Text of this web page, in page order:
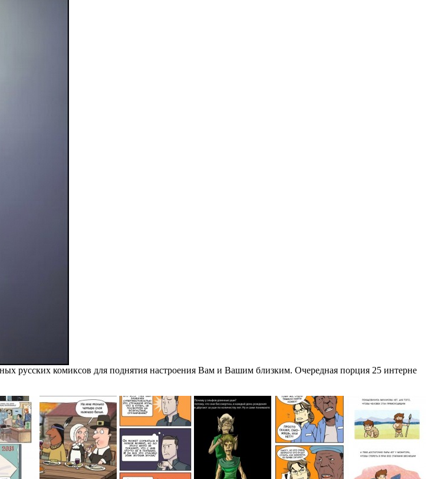
русских комиксов для поднятия настроения Вам и Вашим близким. Очередная порция 25 интерне